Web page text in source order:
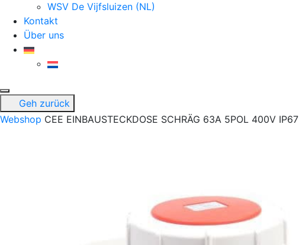
WSV De Vijfsluizen (NL)
Kontakt
Über uns
Geh zurück
Webshop CEE EINBAUSTECKDOSE SCHRÄG 63A 5POL 400V IP67